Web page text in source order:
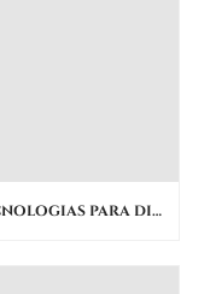
SOM DOS SINOS UTILIZA NOVAS TECNOLOGIAS PARA DIFUSÃO DO PATRIMÔNIO CULTURAL